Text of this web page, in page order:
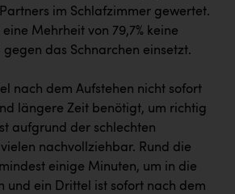
im Schlafzimmer gewertet.
Mehrheit von 79,7% keine
das Schnarchen einsetzt.
nach dem Aufstehen nicht sofort
längere Zeit benötigt, um richtig
aufgrund der schlechten
nachvollziehbar. Rund die
einige Minuten, um in die
und ein Drittel ist sofort nach dem